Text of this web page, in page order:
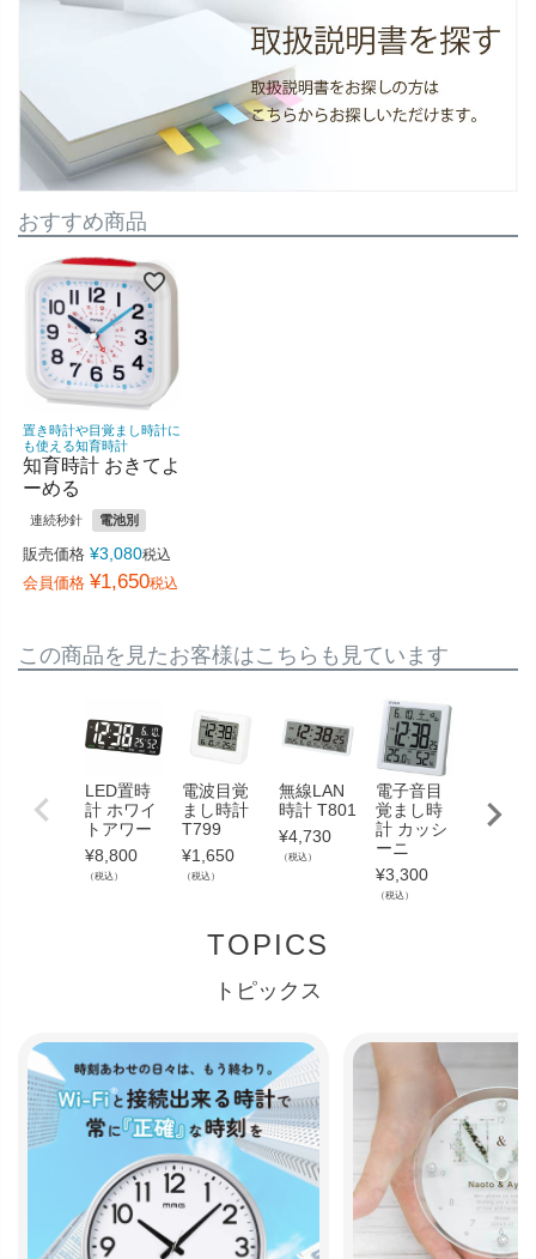
おすすめ商品
置き時計や目覚まし時計に
も使える知育時計
知育時計 おきてよ
ーめる
連続秒針 電池別
販売価格 ¥3,080税込
会員価格 ¥1,650税込
この商品を見たお客様はこちらも見ています
LED置時
計 ホワイ
トアワー
¥8,800
（税込）
電波目覚
まし時計
T799
¥1,650
（税込）
無線LAN
時計 T801
¥4,730
（税込）
電子音目
覚まし時
計 カッシ
ーニ
¥3,300
（税込）
時計 フ
ルマン
TOPICS
トピックス